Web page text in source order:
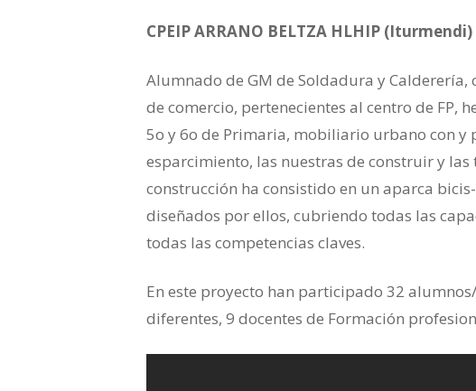
CPEIP ARRANO BELTZA HLHIP (Iturmendi)
Alumnado de GM de Soldadura y
de comercio, pertenecientes al centro de FP,
5o y 6o de Primaria, mobiliario urbano con
esparcimiento, las nuestras de construir y
construcción ha consistido en un aparca
diseñados por ellos, cubriendo todas las
todas las competencias claves.
En este proyecto han participado 32
diferentes, 9 docentes de Formación